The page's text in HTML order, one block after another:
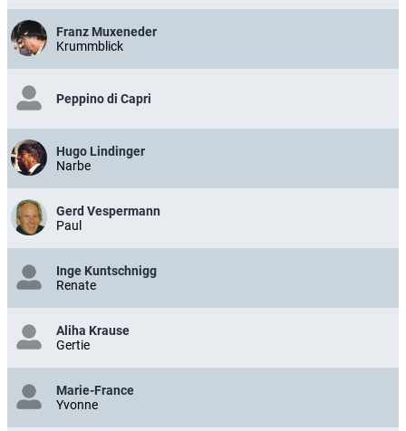
Franz Muxeneder
Krummblick
Peppino di Capri
Hugo Lindinger
Narbe
Gerd Vespermann
Paul
Inge Kuntschnigg
Renate
Aliha Krause
Gertie
Marie-France
Yvonne